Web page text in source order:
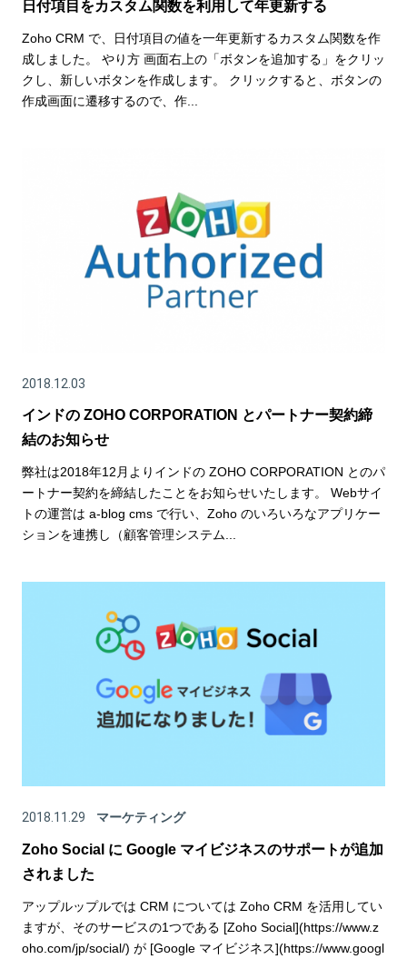
日付項目をカスタム関数を利用して年更新する
Zoho CRM で、日付項目の値を一年更新するカスタム関数を作
成しました。 やり方 画面右上の「ボタンを追加する」をクリッ
クし、新しいボタンを作成します。 クリックすると、ボタンの
作成画面に遷移するので、作...
2018.12.03
インドの ZOHO CORPORATION とパートナー契約締
結のお知らせ
弊社は2018年12月よりインドの ZOHO CORPORATION とのパ
ートナー契約を締結したことをお知らせいたします。 Webサイ
トの運営は a-blog cms で行い、Zoho のいろいろなアプリケー
ションを連携し（顧客管理システム...
2018.11.29 マーケティング
Zoho Social に Google マイビジネスのサポートが追加
されました
アップルップルでは CRM については Zoho CRM を活用してい
ますが、そのサービスの1つである [Zoho Social](https://www.z
oho.com/jp/social/) が [Google マイビジネス](https://www.googl